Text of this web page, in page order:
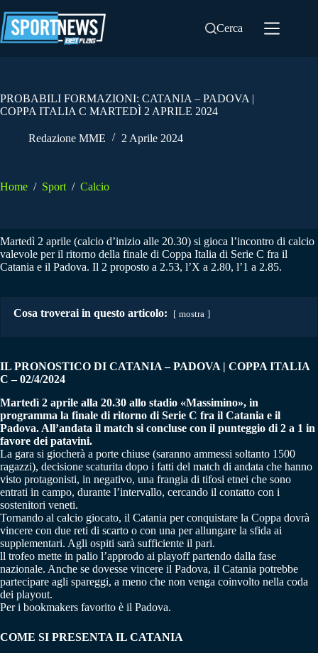
al
contenuto
Cerca
PROBABILI FORMAZIONI: CATANIA – PADOVA |
COPPA ITALIA C MARTEDÌ 2 APRILE 2024
Redazione MME 2 Aprile 2024
Home / Sport / Calcio
Martedì 2 aprile (calcio d’inizio alle 20.30) si gioca l’incontro di calcio
valevole per il ritorno della finale di Coppa Italia di Serie C fra il
Catania e il Padova. Il 2 proposto a 2.53, l’X a 2.80, l’1 a 2.85.
Cosa troverai in questo articolo: mostra
IL PRONOSTICO DI CATANIA – PADOVA | COPPA ITALIA
C – 02/4/2024
Martedì 2 aprile alla 20.30 allo stadio «Massimino», in
programma la finale di ritorno di Serie C fra il Catania e il
Padova. All’andata il match si concluse con il punteggio di 2 a 1 in
favore dei patavini.
La gara si giocherà a porte chiuse (saranno ammessi soltanto 1500
ragazzi), decisione scaturita dopo i fatti del match di andata che hanno
visto protagonisti, in negativo, una frangia di tifosi etnei che sono
entrati in campo, durante l’intervallo, cercando il contatto con i
sostenitori veneti.
Tornando al calcio giocato, il Catania per conquistare la Coppa dovrà
vincere con due reti di scarto o con una per allungare la sfida ai
supplementari. Agli ospiti sarà sufficiente il pari.
ll trofeo mette in palio l’approdo ai playoff partendo dalla fase
nazionale. Anche se dovesse vincere il Padova, il Catania potrebbe
partecipare agli spareggi, a meno che non venga coinvolto nella coda
dei playout.
Per i bookmakers favorito è il Padova.
COME SI PRESENTA IL CATANIA